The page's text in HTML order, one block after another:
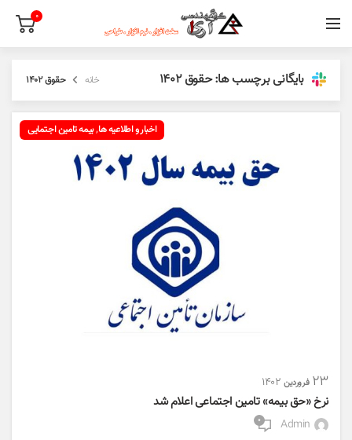
0
بایگانی برچسب ها: حقوق 1402 خانه حقوق 1402
اخبار و اطلاعیه ها,بیمه تامین اجتمایی
۲۳ فروردین ۱۴۰۲
نرخ «حق بیمه» تامین اجتماعی اعلام شد
Admin ۰